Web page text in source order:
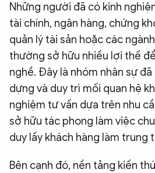
Những người đã có kinh
tài chính, ngân hàng, chứng
quản lý tài sản hoặc các
thường sở hữu nhiều lợi thế
nghề. Đây là nhóm nhân sự
dựng và duy trì mối quan hệ
nghiệm tư vấn dựa trên nhu
sở hữu tác phong làm việc
duy lấy khách hàng làm trung
Bên cạnh đó, nền tảng kiến